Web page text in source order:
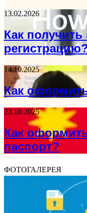
13.02.2026
Как
14.10.2025
Как
23.10.2025
Как
паспорт?
ФОТОГАЛЕРЕЯ